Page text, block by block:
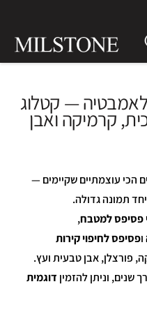
— קטלוג
קרמיקה ואבן
הכי עוצמתיים שקיימים —
תמונה גדולה.
פסיפס למטבח,
ופסיפס לחיפוי קירות
פורצלן, אבן טבעית ועץ.
שנים, וניתן להזמין דוגמית